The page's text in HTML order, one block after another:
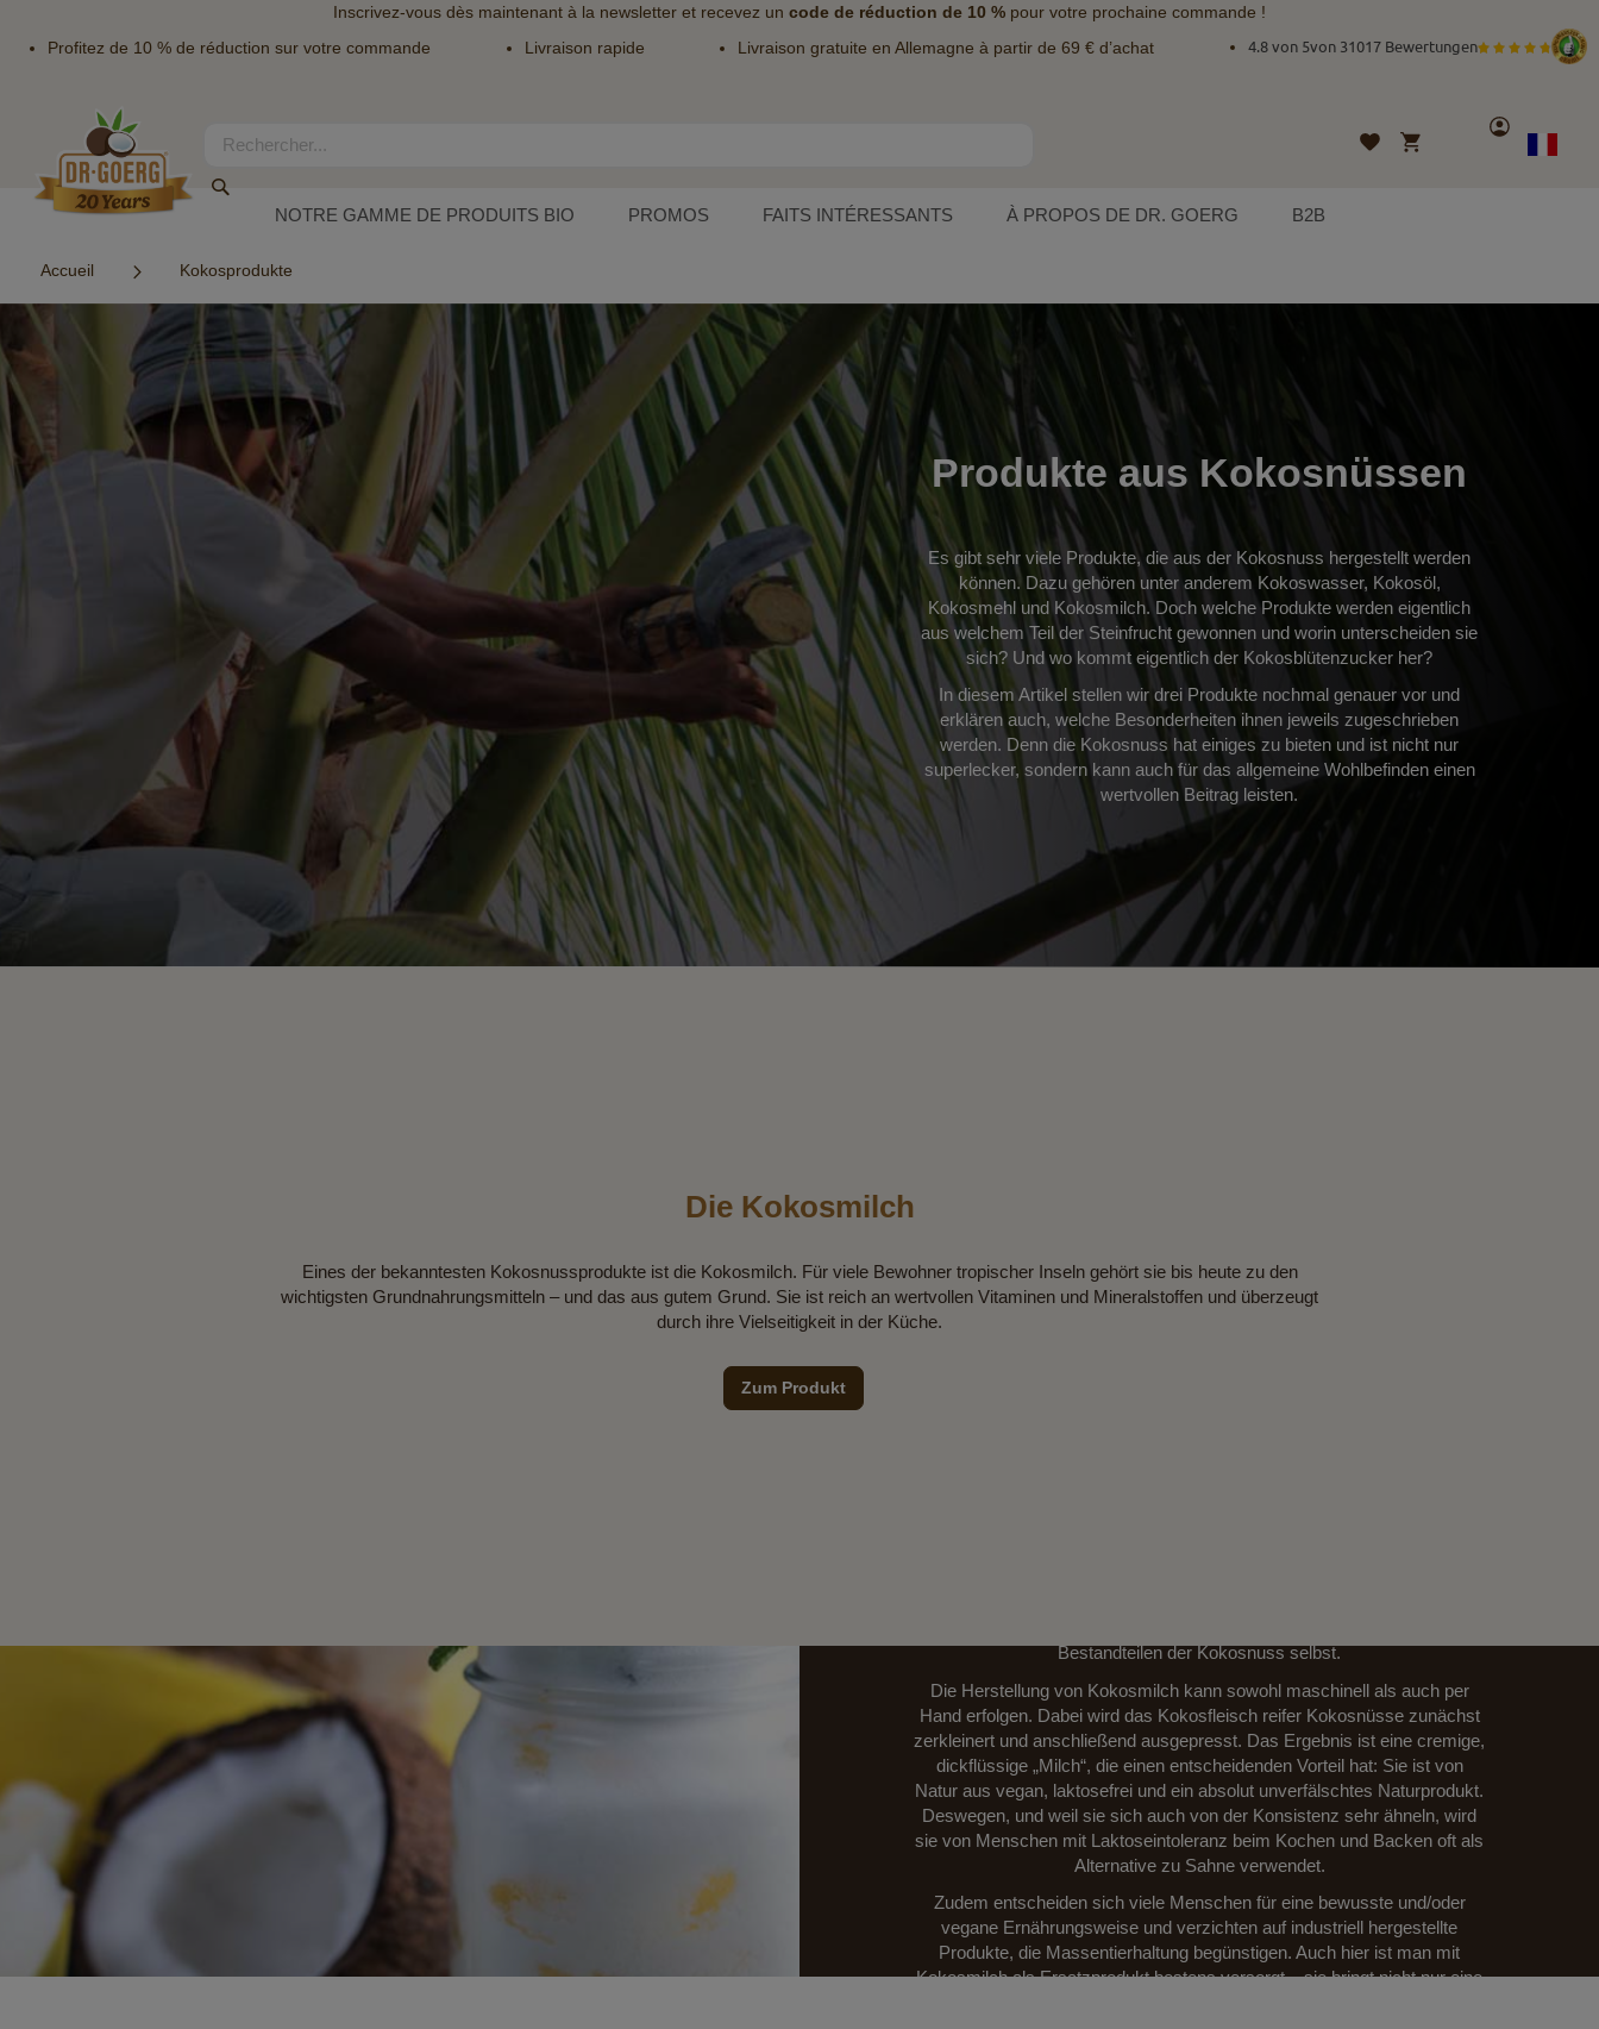
Inscrivez-vous dès maintenant à la newsletter et recevez un code de réduction de 10 % pour votre prochaine commande !
Profitez de 10 % de réduction sur votre commande
Livraison rapide Livraison gratuite en Allemagne à partir de 69 € d’achat 4.8 von 5von 31017 Bewertungen
contenu
Rechercher
Liste
d’envies
Mon panier
Compte
Langue
NOTRE GAMME DE PRODUITS BIO PROMOS FAITS INTÉRESSANTS À PROPOS DE DR. GOERG B2B
Accueil Kokosprodukte
Produkte aus Kokosnüssen
Es gibt sehr viele Produkte, die aus der Kokosnuss hergestellt werden
können. Dazu gehören unter anderem Kokoswasser, Kokosöl,
Kokosmehl und Kokosmilch. Doch welche Produkte werden eigentlich
aus welchem Teil der Steinfrucht gewonnen und worin unterscheiden sie
sich? Und wo kommt eigentlich der Kokosblütenzucker her?
In diesem Artikel stellen wir drei Produkte nochmal genauer vor und
erklären auch, welche Besonderheiten ihnen jeweils zugeschrieben
werden. Denn die Kokosnuss hat einiges zu bieten und ist nicht nur
superlecker, sondern kann auch für das allgemeine Wohlbefinden einen
wertvollen Beitrag leisten.
Die Kokosmilch
Eines der bekanntesten Kokosnussprodukte ist die Kokosmilch. Für viele Bewohner tropischer Inseln gehört sie bis heute zu den
wichtigsten Grundnahrungsmitteln – und das aus gutem Grund. Sie ist reich an wertvollen Vitaminen und Mineralstoffen und überzeugt
durch ihre Vielseitigkeit in der Küche.
Zum Produkt
Bestandteilen der Kokosnuss selbst.
Die Herstellung von Kokosmilch kann sowohl maschinell als auch per
Hand erfolgen. Dabei wird das Kokosfleisch reifer Kokosnüsse zunächst
zerkleinert und anschließend ausgepresst. Das Ergebnis ist eine cremige,
dickflüssige „Milch“, die einen entscheidenden Vorteil hat: Sie ist von
Natur aus vegan, laktosefrei und ein absolut unverfälschtes Naturprodukt.
Deswegen, und weil sie sich auch von der Konsistenz sehr ähneln, wird
sie von Menschen mit Laktoseintoleranz beim Kochen und Backen oft als
Alternative zu Sahne verwendet.
Zudem entscheiden sich viele Menschen für eine bewusste und/oder
vegane Ernährungsweise und verzichten auf industriell hergestellte
Produkte, die Massentierhaltung begünstigen. Auch hier ist man mit
Kokosmilch als Ersatzprodukt bestens versorgt – sie bringt nicht nur eine